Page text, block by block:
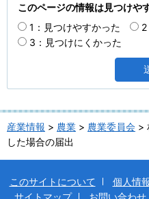
このページの情報は見つけや
1：見つけやすかった
2
3：見つけにくかった
産業情報 > 農業 > 農業委員会 >
した場合の届出
このサイトについて 個人情
サイトマップ
お問い合わせ